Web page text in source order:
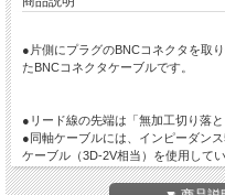
●片側にプラグのBNCコネクタを取
たBNCコネクタケーブルです。
●リード線の先端は「無加工切り落と
●同軸ケーブルには、インピーダン
ケーブル（3D-2V相当）を使用してい
●同軸コネクタの中心端子は、高い
キ」コンタクトとなっております。